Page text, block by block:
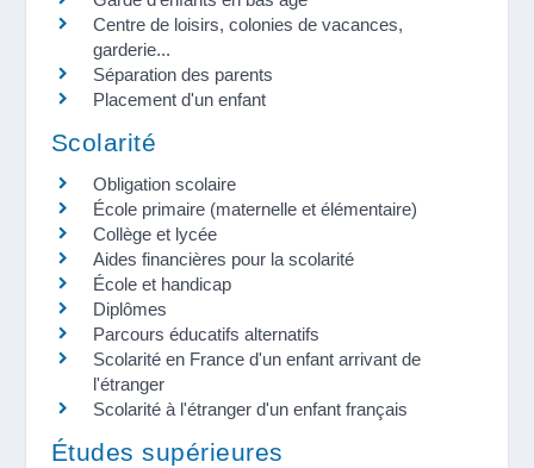
Centre de loisirs, colonies de vacances,
garderie...
Séparation des parents
Placement d'un enfant
Scolarité
Obligation scolaire
École primaire (maternelle et élémentaire)
Collège et lycée
Aides financières pour la scolarité
École et handicap
Diplômes
Parcours éducatifs alternatifs
Scolarité en France d'un enfant arrivant de
l'étranger
Scolarité à l'étranger d'un enfant français
Études supérieures